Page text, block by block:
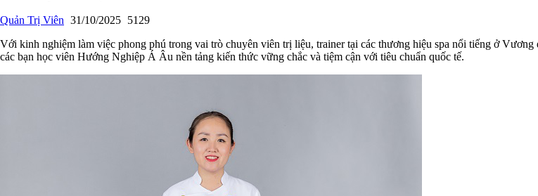
Quản Trị Viên 31/10/2025 5129
Với kinh nghiệm làm việc phong phú trong vai trò chuyên viên trị liệu, trainer tại các thương hiệu spa nổi tiếng ở
các bạn học viên Hướng Nghiệp Á Âu nền tảng kiến thức vững chắc và tiệm cận với tiêu chuẩn quốc tế.